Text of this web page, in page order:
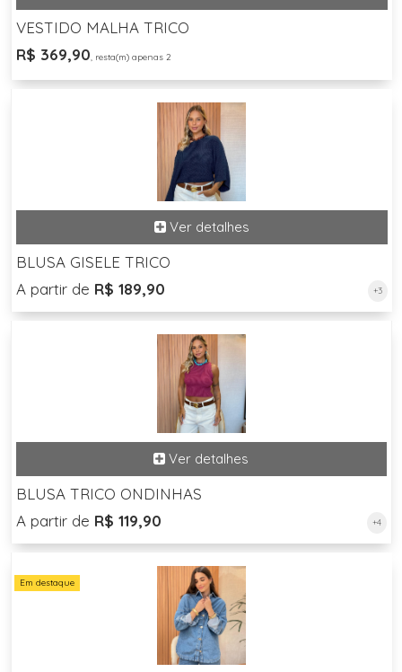
VESTIDO MALHA TRICO
R$ 369,90, resta(m) apenas 2
BLUSA GISELE TRICO
A partir de R$ 189,90 +3
BLUSA TRICO ONDINHAS
A partir de R$ 119,90 +4
Em destaque